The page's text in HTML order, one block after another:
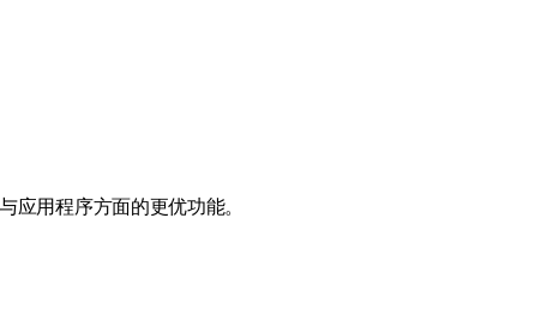
应用程序方面的更优功能。